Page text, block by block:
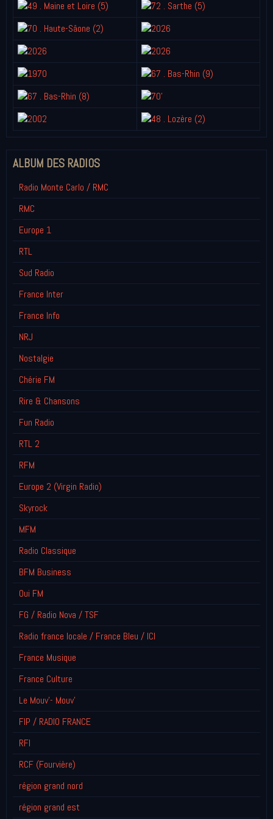
ALBUM DES RADIOS
Radio Monte Carlo / RMC
RMC
Europe 1
RTL
Sud Radio
France Inter
France Info
NRJ
Nostalgie
Chérie FM
Rire & Chansons
Fun Radio
RTL 2
RFM
Europe 2 (Virgin Radio)
Skyrock
MFM
Radio Classique
BFM Business
Oui FM
FG / Radio Nova / TSF
Radio france locale / France Bleu / ICI
France Musique
France Culture
Le Mouv'- Mouv'
FIP / RADIO FRANCE
RFI
RCF (Fourvière)
région grand nord
région grand est